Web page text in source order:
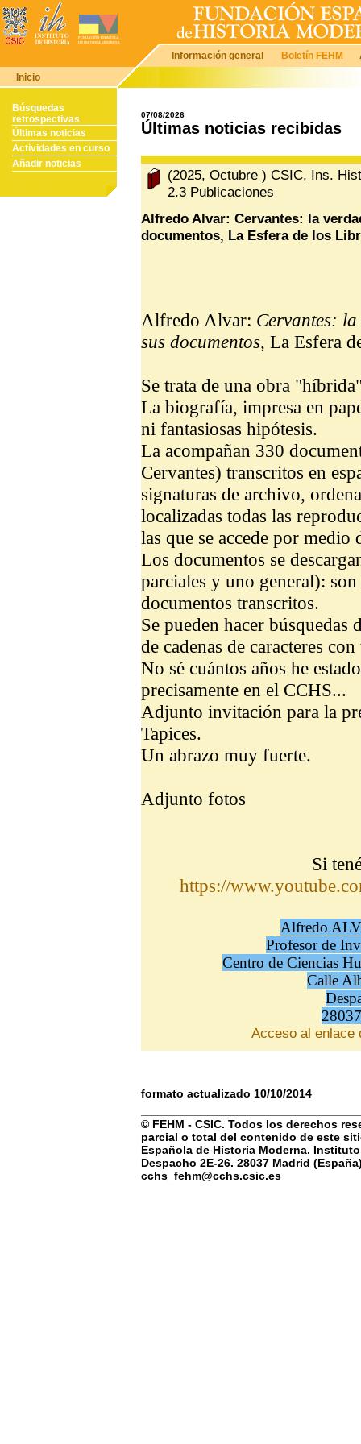
Información general Boletín FEHM
Inicio
Búsquedas
retrospectivas
Últimas noticias
Actividades en curso
Añadir noticias
07/08/2026
Últimas noticias recibidas
(2025, Octubre ) CSIC, Ins.
2.3 Publicaciones
Alfredo Alvar: Cervantes: la
documentos, La Esfera de los
Alfredo Alvar: Cervantes:
sus documentos, La Esfera
Se trata de una obra
La biografía, impresa en
ni fantasiosas hipótesis.
La acompañan 330
Cervantes) transcritos en
signaturas de archivo,
localizadas todas las
las que se accede por medio
Los documentos se
parciales y uno general):
documentos transcritos.
Se pueden hacer
de cadenas de caracteres
No sé cuántos años he
precisamente en el CCHS...
Adjunto invitación para la
Tapices.
Un abrazo muy fuerte.
Adjunto fotos
Si
https://
Alfredo
Profesor de
Centro de Ciencias
Calle
Acceso al enlace
formato actualizado 10/10/2014
© FEHM - CSIC. Todos los derechos
parcial o total del contenido de este
Española de Historia Moderna. Instituto
Despacho 2E-26. 28037 Madrid
cchs_fehm@cchs.csic.es